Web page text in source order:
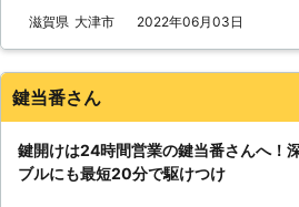
をお待ちしてお
客様にさら
ため…もし
滋賀県 大津市 2022年06月03日
鍵当番さん
鍵開けは24時間営業の鍵当番さんへ！
ブルにも最短20分で駆けつけ